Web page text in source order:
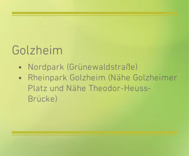
Golzheim
Nordpark (Grünewaldstraße)
Rheinpark Golzheim (Nähe Golzheimer
Platz und Nähe Theodor-Heuss-
Brücke)